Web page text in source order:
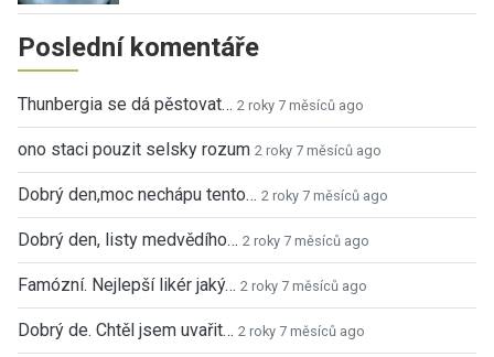
Poslední komentáře
Thunbergia se dá pěstovat… 2 roky 7 měsíců ago
ono staci pouzit selsky rozum 2 roky 7 měsíců ago
Dobrý den,moc nechápu tento… 2 roky 7 měsíců ago
Dobrý den, listy medvědího… 2 roky 7 měsíců ago
Famózní. Nejlepší likér jaký… 2 roky 7 měsíců ago
Dobrý de. Chtěl jsem uvařit… 2 roky 7 měsíců ago